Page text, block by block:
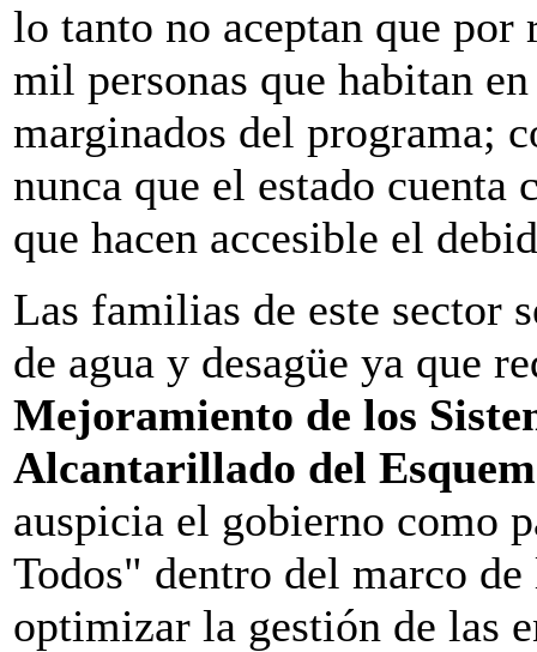
lo tanto no aceptan que por
mil personas que habitan
marginados del programa;
nunca que el estado cuenta
que hacen accesible el
Las familias de este sector
de agua y desagüe ya que
Mejoramiento de los
Alcantarillado del
auspicia el gobierno como
Todos" dentro del marco
optimizar la gestión de las